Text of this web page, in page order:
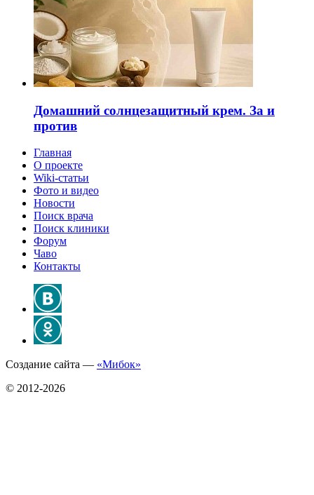
Домашний солнцезащитный крем. За и
против
Главная
О проекте
Wiki-статьи
Фото и видео
Новости
Поиск врача
Поиск клиники
Форум
Чаво
Контакты
Создание сайта — «Мибок»
© 2012-2026